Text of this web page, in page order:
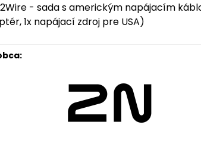
2Wire - sada s americkým napájacím
1x napájací zdroj pre USA)